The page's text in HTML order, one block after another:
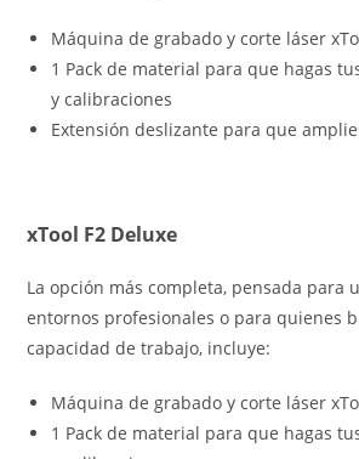
Máquina de grabado y corte láser
1 Pack de material para que hagas
y calibraciones
Extensión deslizante para que
xTool F2 Deluxe
La opción más completa, pensada para
entornos profesionales o para quienes
capacidad de trabajo, incluye:
Máquina de grabado y corte láser
1 Pack de material para que hagas